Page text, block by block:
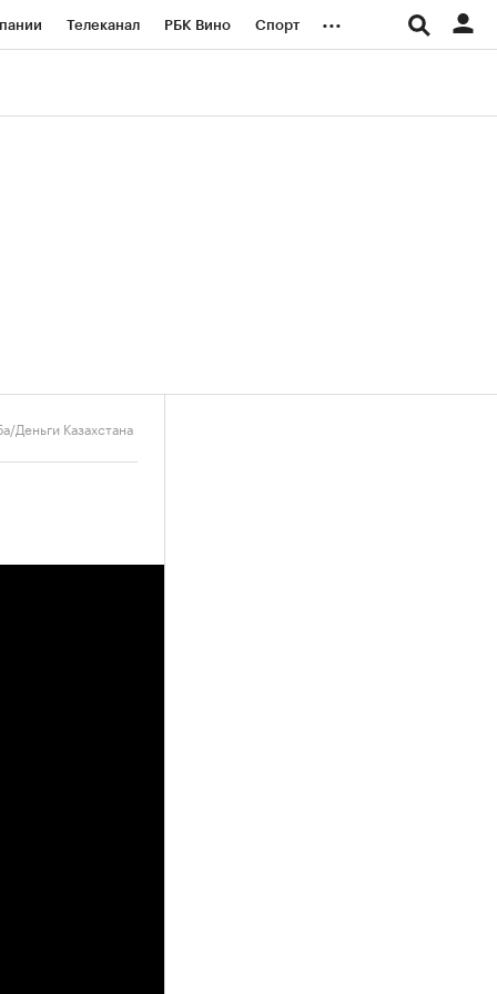
Телеканал РБК Вино Спорт ...
Деньги Казахстана